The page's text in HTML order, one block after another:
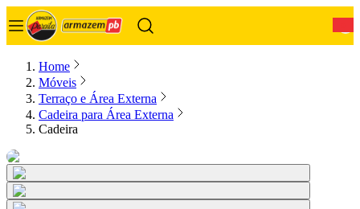
Home
Móveis
Terraço e Área Externa
Cadeira para Área Externa
Cadeira